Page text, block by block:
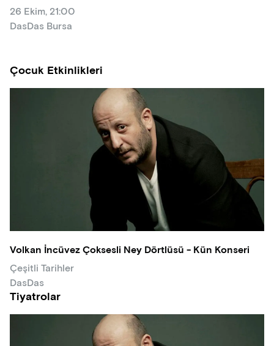
26 Ekim, 21:00
DasDas Bursa
Çocuk Etkinlikleri
Volkan İncüvez Çoksesli Ney Dörtlüsü - Kün Konseri
Çeşitli Tarihler
DasDas
Tiyatrolar